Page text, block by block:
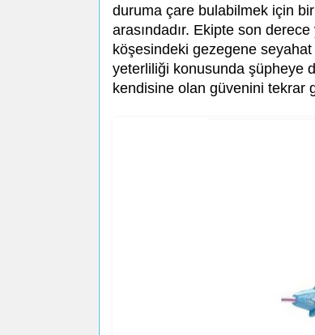
duruma çare bulabilmek için
arasındadır. Ekipte son
köşesindeki gezegene seyahat
yeterliliği konusunda şüpheye
kendisine olan güvenini tekrar